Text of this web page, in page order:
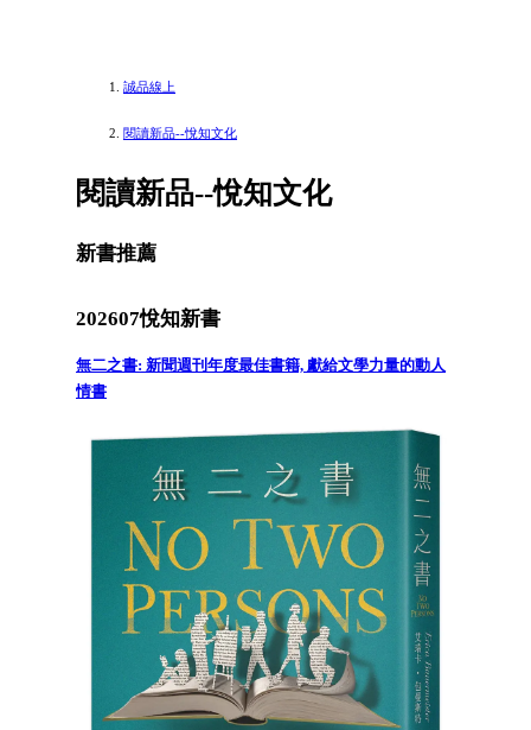
誠品線上
閱讀新品--悅知文化
閱讀新品--悅知文化
新書推薦
202607悅知新書
無二之書: 新聞週刊年度最佳書籍, 獻給文學力量的動人
情書